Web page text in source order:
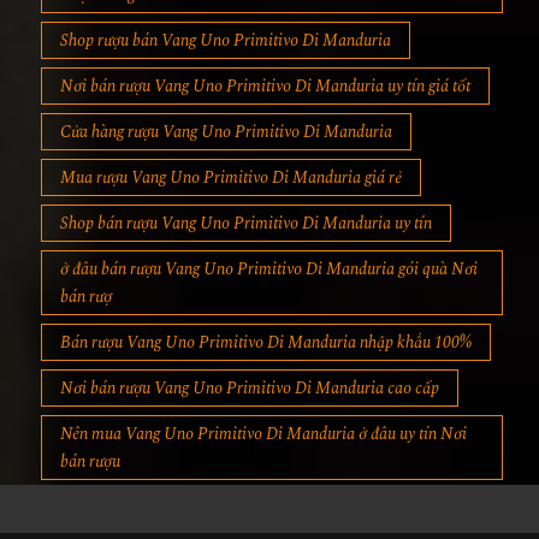
Shop rượu bán Vang Uno Primitivo Di Manduria
Nơi bán rượu Vang Uno Primitivo Di Manduria uy tín giá tốt
Cửa hàng rượu Vang Uno Primitivo Di Manduria
Mua rượu Vang Uno Primitivo Di Manduria giá rẻ
Shop bán rượu Vang Uno Primitivo Di Manduria uy tín
ở đâu bán rượu Vang Uno Primitivo Di Manduria gói quà Nơi
bán rượ
Bán rượu Vang Uno Primitivo Di Manduria nhập khẩu 100%
Nơi bán rượu Vang Uno Primitivo Di Manduria cao cấp
Nên mua Vang Uno Primitivo Di Manduria ở đâu uy tín Nơi
bán rượu